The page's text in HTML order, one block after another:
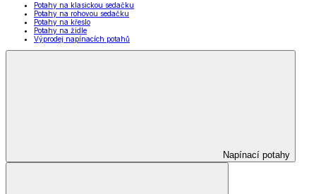
Potahy na klasickou sedačku
Potahy na rohovou sedačku
Potahy na křeslo
Potahy na židle
Výprodej napínacích potahů
Napínací potahy